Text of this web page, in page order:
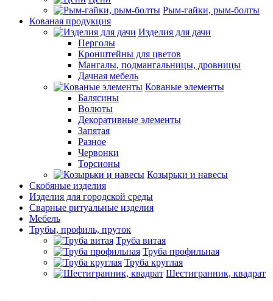
Рым-гайки, рым-болты
Кованая продукция
Изделия для дачи
Перголы
Кронштейны для цветов
Мангалы, подмангальницы, дровницы
Дачная мебель
Кованые элементы
Балясины
Волюты
Декоративные элементы
Запятая
Разное
Червонки
Торсионы
Козырьки и навесы
Скобяные изделия
Изделия для городской среды
Сварные ритуальные изделия
Мебель
Трубы, профиль, пруток
Труба витая
Труба профильная
Труба круглая
Шестигранник, квадрат